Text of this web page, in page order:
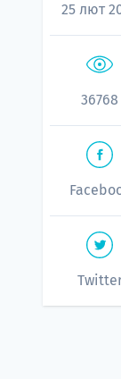
25 лют
36768